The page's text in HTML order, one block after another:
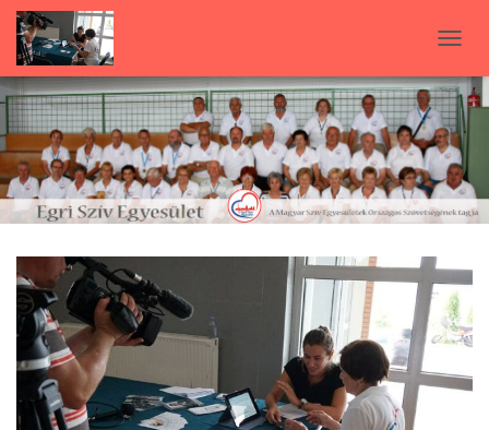
A
V
I
G
Á
C
I
Ó
-
/
K
I
A